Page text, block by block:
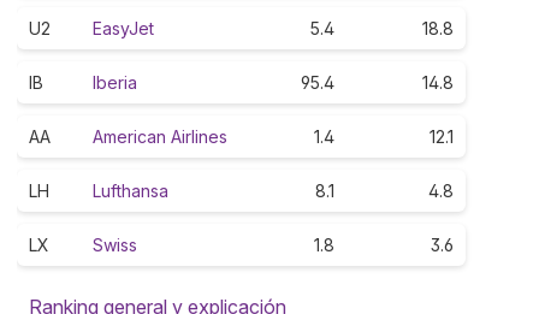
U2 EasyJet 5.4 18.8
IB Iberia 95.4 14.8
AA American Airlines 1.4 12.1
LH Lufthansa 8.1 4.8
LX Swiss 1.8 3.6
Ranking general y explicación